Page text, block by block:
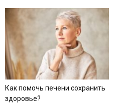
Как помочь печени сохранить
здоровье?